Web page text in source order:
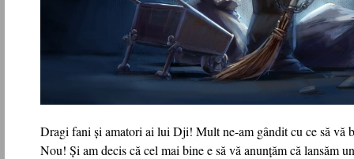
Dragi fani și amatori ai lui Dji! Mult ne-am gândit cu ce să vă
Nou! Și am decis că cel mai bine e să vă anunțăm că lansăm